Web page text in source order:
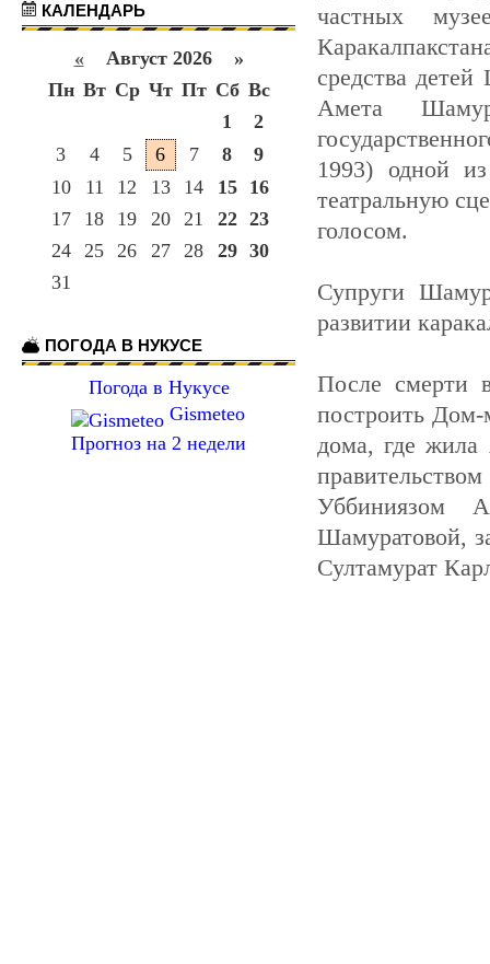
КАЛЕНДАРЬ
« Август 2026 »
Пн Вт Ср Чт Пт Сб Вс
1
2
3
4 5 6 7 8
9
10
11 12 13 14 15
16
17
18 19 20 21 22 23
24
25 26 27 28 29 30
31
ПОГОДА В НУКУСЕ
Погода в Нукусе
Gismeteo
Прогноз на 2 недели
частных
средства
Амета
1993) одной
театральную
голосом.
Супруги
развитии
После смерти
построить
дома, где жила
Уббиниязом
Шамуратовой,
Султамурат